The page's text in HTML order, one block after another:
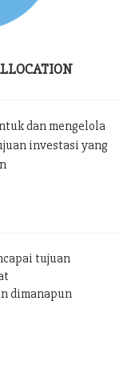
dan mengelola
investasi yang
tujuan
dimanapun